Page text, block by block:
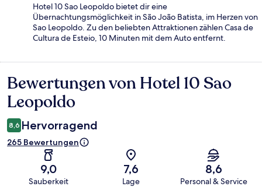
Hotel 10 Sao Leopoldo bietet dir eine
Übernachtungsmöglichkeit in São João Batista, im Herzen von
Sao Leopoldo. Zu den beliebten Attraktionen zählen Casa de
Cultura de Esteio, 10 Minuten mit dem Auto entfernt.
Bewertungen
Bewertungen von Hotel 10 Sao
Leopoldo
8,6 Hervorragend
265 Bewertungen
9,0
Sauberkeit
7,6
Lage
8,6
Personal & Service